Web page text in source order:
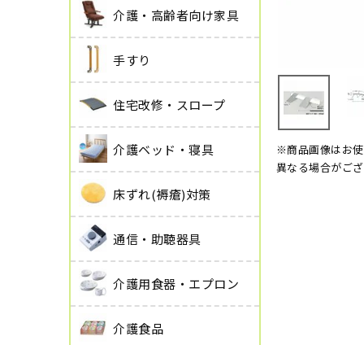
介護・高齢者向け家具
手すり
住宅改修・スロープ
介護ベッド・寝具
床ずれ(褥瘡)対策
通信・助聴器具
介護用食器・エプロン
介護食品
※商品画像はお
異なる場合がご